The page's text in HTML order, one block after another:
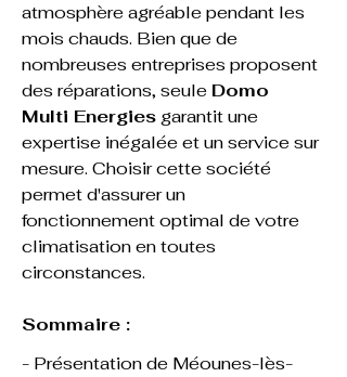
atmosphère agréable pendant les
mois chauds. Bien que de
nombreuses entreprises proposent
des réparations, seule Domo
Multi Energies garantit une
expertise inégalée et un service sur
mesure. Choisir cette société
permet d'assurer un
fonctionnement optimal de votre
climatisation en toutes
circonstances.
Sommaire :
- Présentation de Méounes-lès-